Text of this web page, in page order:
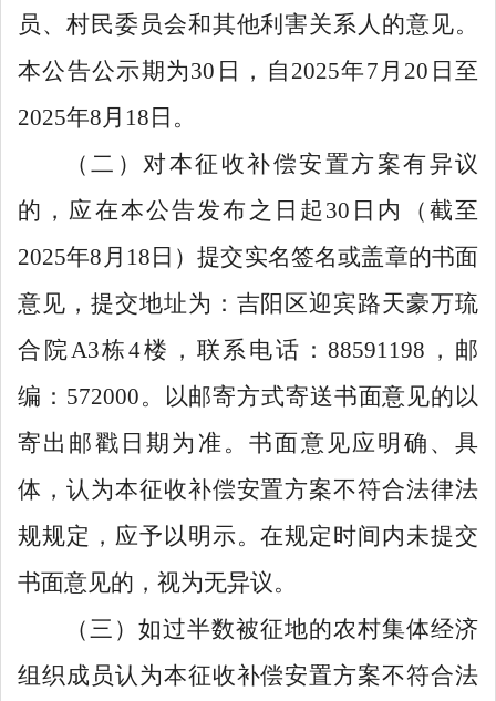
员、村民委员会和其他利害关系人的意见。
本公告公示期为30 日， 自 2025年7 月 20 日至
2025年8 月 18 日 。
（二） 对本征收补偿安置方案有异议
的，应在本公告发布之日起 30 日内（截至
2025年8 月 18 日）提交实名签名或盖章的书面
意见，提交地址为： 吉阳区迎宾路天豪万琉
合院 A3栋4楼，联系 电话：88591198 ， 邮
编： 572000。以邮寄方式寄送书面意见的以
寄出邮戳日期为准。书面意见应明确、具
体，认为本征收补偿安置方案不符合法律法
规规定，应予以明示。在规定时间内未提交
书面意见的，视为无异议。
（三）如过半数被征地的农村集体经济
组织成员认为本征收补偿安置方案不符合法